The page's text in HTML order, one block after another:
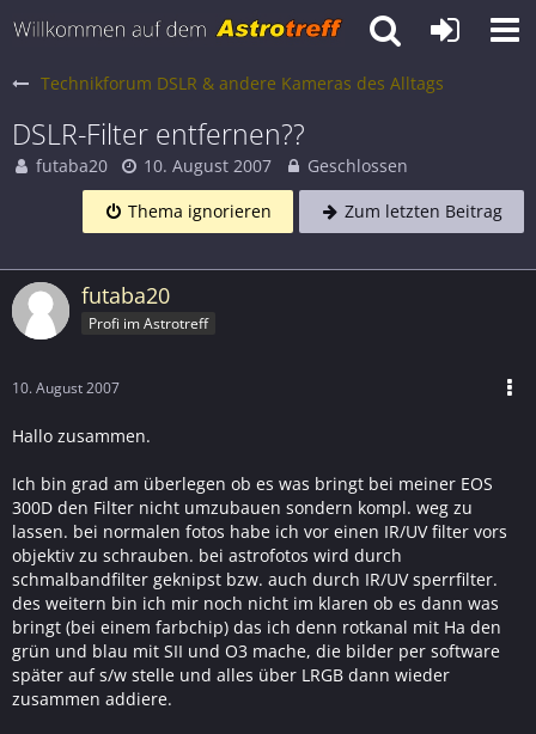
Technikforum DSLR & andere Kameras des Alltags
DSLR-Filter entfernen??
futaba20 10. August 2007
Geschlossen
Thema ignorieren
Zum letzten Beitrag
futaba20
Profi im Astrotreff
10. August 2007
Hallo zusammen.
Ich bin grad am überlegen ob es was bringt bei meiner EOS
300D den Filter nicht umzubauen sondern kompl. weg zu
lassen. bei normalen fotos habe ich vor einen IR/UV filter vors
objektiv zu schrauben. bei astrofotos wird durch
schmalbandfilter geknipst bzw. auch durch IR/UV sperrfilter.
des weitern bin ich mir noch nicht im klaren ob es dann was
bringt (bei einem farbchip) das ich denn rotkanal mit Ha den
grün und blau mit SII und O3 mache, die bilder per software
später auf s/w stelle und alles über LRGB dann wieder
zusammen addiere.